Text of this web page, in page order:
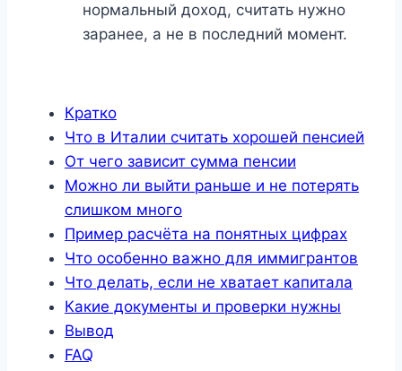
нормальный доход, считать нужно
заранее, а не в последний момент.
Кратко
Что в Италии считать хорошей пенсией
От чего зависит сумма пенсии
Можно ли выйти раньше и не потерять
слишком много
Пример расчёта на понятных цифрах
Что особенно важно для иммигрантов
Что делать, если не хватает капитала
Какие документы и проверки нужны
Вывод
FAQ